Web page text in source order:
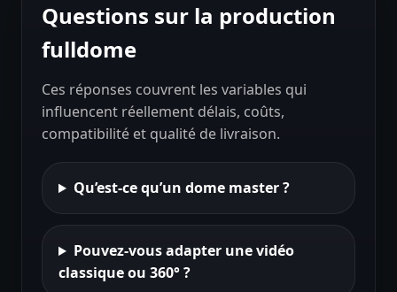
Questions sur la production
fulldome
Ces réponses couvrent les variables qui
influencent réellement délais, coûts,
compatibilité et qualité de livraison.
Qu’est-ce qu’un dome master ?
Pouvez-vous adapter une vidéo
classique ou 360° ?